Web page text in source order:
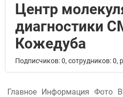
Центр
диагностики
Кожедуба
Подписчиков: 0, сотрудников: 0,
Главное Информация Фото